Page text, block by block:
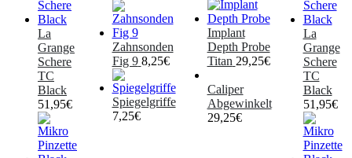
La
Grange
Schere
TC
Black
51,95€
Zahnsonden
Fig 9 8,25€
Spiegelgriffe
7,25€
Implant
Depth Probe
Titan 29,25€
Caliper
Abgewinkelt
29,25€
La
Grange
Schere
TC
Black
51,95€